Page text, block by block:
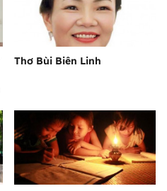
Thơ Bùi Biên Linh